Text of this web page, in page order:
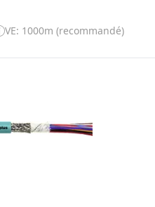
VE: 1000m (recommandé)